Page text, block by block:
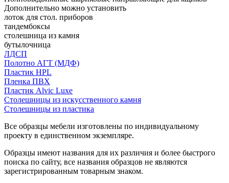
Дополнительно можно установить
лоток для стол. приборов
тандембоксы
столешница из камня
бутылочница
ЛДСП
Полотно АГТ (МДФ)
Пластик HPL
Пленка ПВХ
Пластик Alvic Luxe
Столешницы из искусственного камня
Столешницы из пластика
Все образцы мебели изготовлены по индивидуальному
проекту в единственном экземпляре.
Образцы имеют названия для их различия и более быстрого
поиска по сайту, все названия образцов не являются
зарегистрированным товарным знаком.